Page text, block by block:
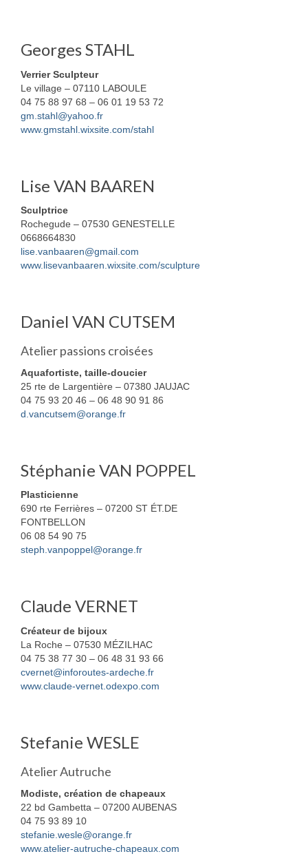
Georges STAHL
Verrier Sculpteur
Le village – 07110 LABOULE
04 75 88 97 68 – 06 01 19 53 72
gm.stahl@yahoo.fr
www.gmstahl.wixsite.com/stahl
Lise VAN BAAREN
Sculptrice
Rochegude – 07530 GENESTELLE
0668664830
lise.vanbaaren@gmail.com
www.lisevanbaaren.wixsite.com/sculpture
Daniel VAN CUTSEM
Atelier passions croisées
Aquafortiste, taille-doucier
25 rte de Largentière – 07380 JAUJAC
04 75 93 20 46 – 06 48 90 91 86
d.vancutsem@orange.fr
Stéphanie VAN POPPEL
Plasticienne
690 rte Ferrières – 07200 ST ÉT.DE
FONTBELLON
06 08 54 90 75
steph.vanpoppel@orange.fr
Claude VERNET
Créateur de bijoux
La Roche – 07530 MÉZILHAC
04 75 38 77 30 – 06 48 31 93 66
cvernet@inforoutes-ardeche.fr
www.claude-vernet.odexpo.com
Stefanie WESLE
Atelier Autruche
Modiste, création de chapeaux
22 bd Gambetta – 07200 AUBENAS
04 75 93 89 10
stefanie.wesle@orange.fr
www.atelier-autruche-chapeaux.com